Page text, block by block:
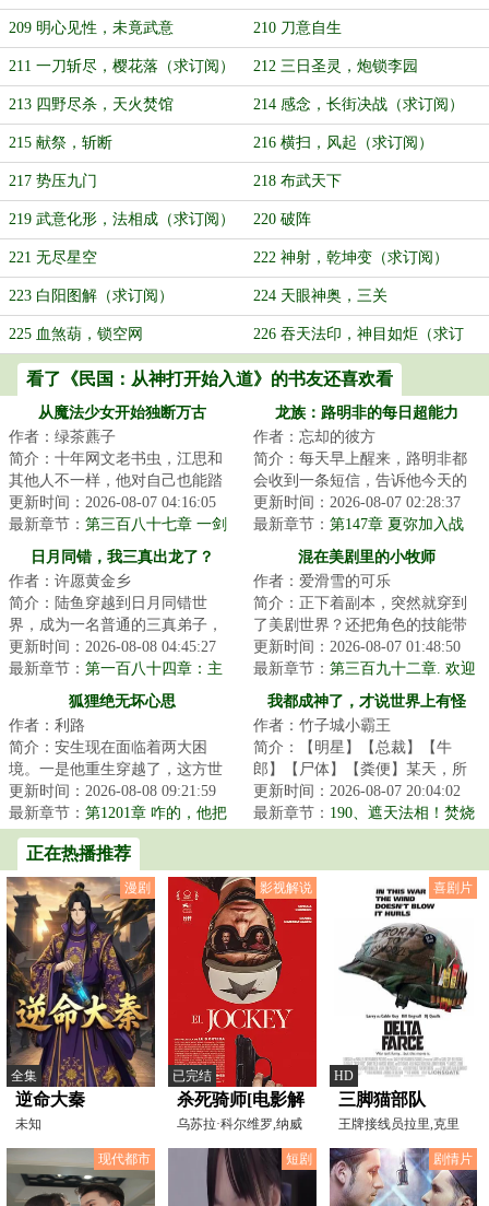
订阅）
209 明心见性，未竟武意 210 刀意自生
211 一刀斩尽，樱花落（求订阅） 212 三日圣灵，炮锁李园
213 四野尽杀，天火焚馆 214 感念，长街决战（求订阅）
215 献祭，斩断 216 横扫，风起（求订阅）
217 势压九门 218 布武天下
219 武意化形，法相成（求订阅） 220 破阵
221 无尽星空 222 神射，乾坤变（求订阅）
223 白阳图解（求订阅） 224 天眼神奥，三关
225 血煞葫，锁空网 226 吞天法印，神目如炬（求订
阅）
看了《民国：从神打开始入道》的书友还喜欢看
从魔法少女开始独断万古
作者：绿茶藨子
简介：十年网文老书虫，江思和
其他人不一样，他对自己也能踏
出一条修真大道始终深信不疑。
以各路网文前辈...
更新时间：2026-08-07 04:16:05
最新章节： 第三百八十七章 一剑
(七千六 求月票)
龙族：路明非的每日超能力
作者：忘却的彼方
简介：每天早上醒来，路明非都
会收到一条短信，告诉他今天的
超能力是什么。昨天是召唤Fate里
的角色，今天...
更新时间：2026-08-07 02:28:37
最新章节： 第147章 夏弥加入战
日月同错，我三真出龙了？
作者：许愿黄金乡
简介：陆鱼穿越到日月同错世
界，成为一名普通的三真弟子，
本想着得过且过，奈何金手指觉
醒，只要消灭涅槃...
更新时间：2026-08-08 04:45:27
最新章节： 第一百八十四章：主
人也真是的，给师兄整成啥样
了！胜利依旧属于九界门！
混在美剧里的小牧师
作者：爱滑雪的可乐
简介：正下着副本，突然就穿到
了美剧世界？还把角色的技能带
来了？这下可好，攻击没几招，
治疗一大堆……...
更新时间：2026-08-07 01:48:50
最新章节： 第三百九十二章. 欢迎
来到拉斯维加斯
狐狸绝无坏心思
作者：利路
简介：安生现在面临着两大困
境。一是他重生穿越了，这方世
界与前世蓝星大差不差。二是他
成了只公狐狸，获...
更新时间：2026-08-08 09:21:59
最新章节： 第1201章 咋的，他把
威震天逮捕了
我都成神了，才说世界上有怪
物？
作者：竹子城小霸王
简介：【明星】【总裁】【牛
郎】【尸体】【粪便】某天，所
有人头上都出现一个标签。顾青
发现，只要他靠近...
更新时间：2026-08-07 20:04:02
最新章节： 190、遮天法相！焚烧
正在热播推荐
漫剧
全集
逆命大秦
未知
影视解说
已完结
杀死骑师[电影解
说]
乌苏拉·科尔维罗,纳威
尔·佩雷兹·毕斯卡
喜剧片
HD
三脚猫部队
王牌接线员拉里,克里
斯蒂娜·摩尔,比尔·恩
现代都市
短剧 剧情片